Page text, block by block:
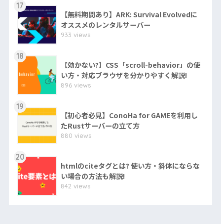
17
【無料期間あり】ARK: Survival Evolvedに
オススメのレンタルサーバー
933 views
18
【効かない?】CSS「scroll-behavior」の使
い方・対応ブラウザを分かりやすく解説!
896 views
19
【初心者必見】ConoHa for GAMEを利用し
たRustサーバーの立て方
880 views
20
htmlのciteタグとは? 使い方・斜体にならな
い場合の方法も解説!
842 views